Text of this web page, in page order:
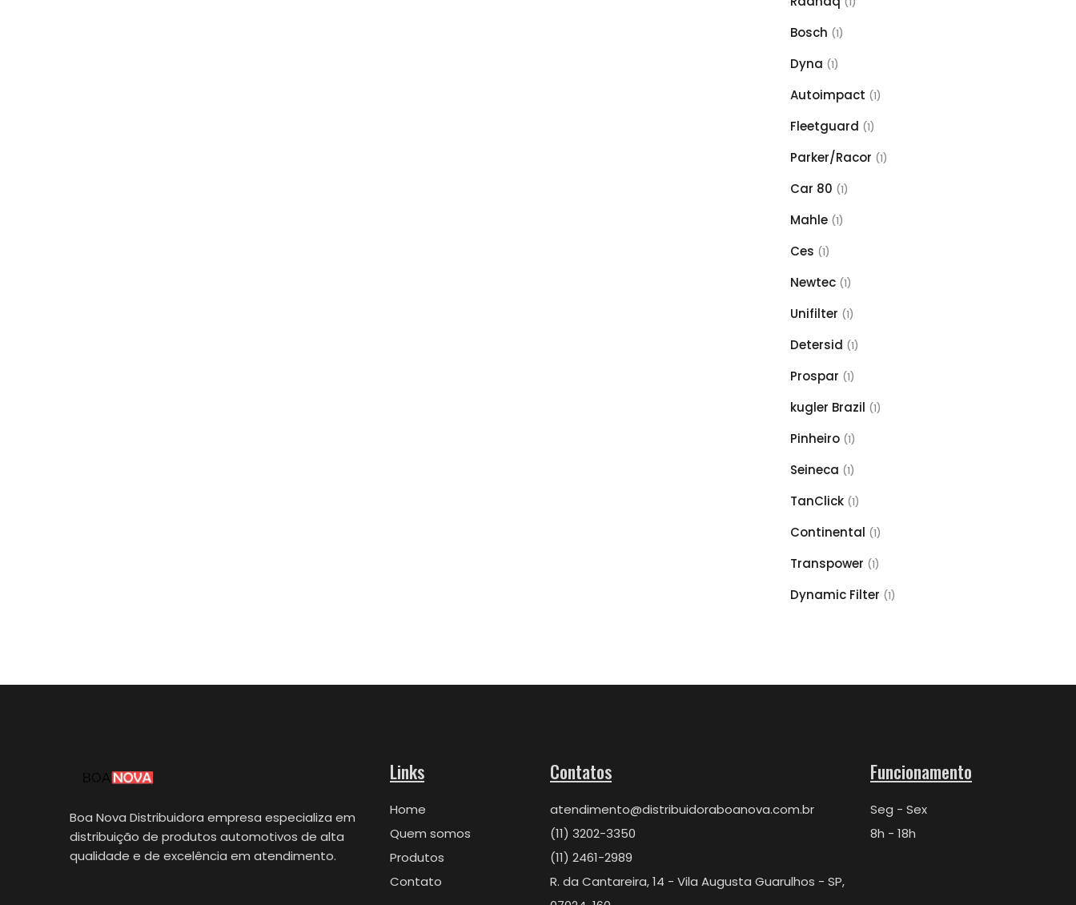
Bosch (1)
Dyna (1)
Autoimpact (1)
Fleetguard (1)
Parker/Racor (1)
Car 80 (1)
Mahle (1)
Ces (1)
Newtec (1)
Unifilter (1)
Detersid (1)
Prospar (1)
kugler Brazil (1)
Pinheiro (1)
Seineca (1)
TanClick (1)
Continental (1)
Transpower (1)
Dynamic Filter (1)
Boa Nova Distribuidora empresa especializa em
distribuição de produtos automotivos de alta
qualidade e de excelência em atendimento.
Links
Home
Quem somos
Produtos
Contato
Contatos
atendimento@distribuidoraboanova.com.br
(11) 3202-3350
(11) 2461-2989
R. da Cantareira, 14 - Vila Augusta Guarulhos - SP,
Funcionamento
Seg - Sex
8h - 18h